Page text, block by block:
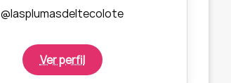
@lasplumasdeltecolote
Ver perfil